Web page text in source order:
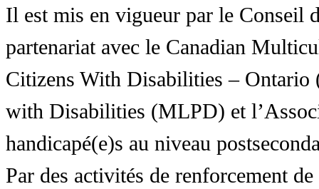
Il est mis en vigueur par le Conseil
partenariat avec le Canadian
Citizens With Disabilities – Ontario
with Disabilities (MLPD) et
handicapé(e)s au niveau
Par des activités de renforcement